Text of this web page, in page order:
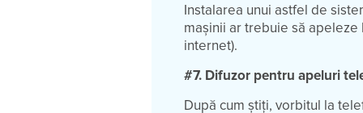
Instalarea unui astfel de
mașinii ar trebuie să
internet).
#7. Difuzor pentru apeluri
După cum știți, vorbitul la